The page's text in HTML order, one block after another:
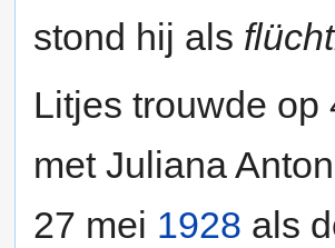
stond hij als
Litjes trouwde
met Juliana
27 mei 1928 als